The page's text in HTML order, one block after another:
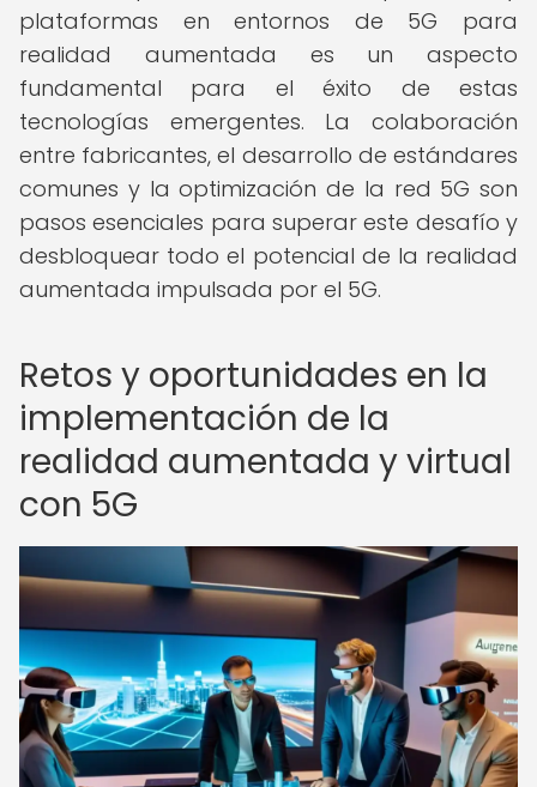
plataformas en entornos de 5G para
realidad aumentada es un aspecto
fundamental para el éxito de estas
tecnologías emergentes. La colaboración
entre fabricantes, el desarrollo de estándares
comunes y la optimización de la red 5G son
pasos esenciales para superar este desafío y
desbloquear todo el potencial de la realidad
aumentada impulsada por el 5G.
Retos y oportunidades en la
implementación de la
realidad aumentada y virtual
con 5G